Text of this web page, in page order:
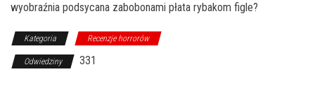
wyobraźnia podsycana zabobonami płata rybakom figle?
Kategoria Recenzje horrorów
Odwiedziny 331